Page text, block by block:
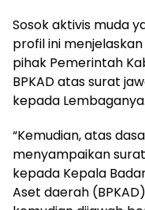
Sosok aktivis muda
profil ini
pihak Pemerintah
BPKAD atas surat
kepada Lembaganya.
“Kemudian, atas
menyampaikan
kepada Kepala
Aset daerah